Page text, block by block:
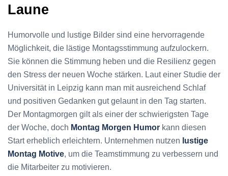
Laune
Humorvolle und lustige Bilder sind eine hervorragende
Möglichkeit, die lästige Montagsstimmung aufzulockern.
Sie können die Stimmung heben und die Resilienz gegen
den Stress der neuen Woche stärken. Laut einer Studie der
Universität in Leipzig kann man mit ausreichend Schlaf
und positiven Gedanken gut gelaunt in den Tag starten.
Der Montagmorgen gilt als einer der schwierigsten Tage
der Woche, doch Montag Morgen Humor kann diesen
Start erheblich erleichtern. Unternehmen nutzen lustige
Montag Motive, um die Teamstimmung zu verbessern und
die Mitarbeiter zu motivieren.